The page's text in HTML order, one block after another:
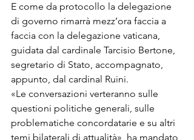
E come da protocollo la delegazione
di governo rimarrà mezz’ora faccia a
faccia con la delegazione vaticana,
guidata dal cardinale Tarcisio Bertone,
segretario di Stato, accompagnato,
appunto, dal cardinal Ruini.
«Le conversazioni verteranno sulle
questioni politiche generali, sulle
problematiche concordatarie e su altri
temi bilaterali di attualità», ha mandato